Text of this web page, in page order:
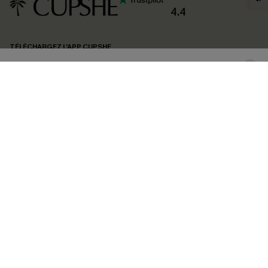
4.4
TÉLÉCHARGEZ L’APP CUPSHE
confidentialité
. Vous pouvez vous désabonner à tout moment.